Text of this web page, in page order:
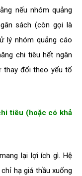
nếu nhóm quảng
sách (còn gọi là
lý nhóm quảng cáo
chi tiêu hết ngân
thay đổi theo yếu tố
tiêu (hoặc có khả
lại lợi ích gì. Hệ
hạ giá thầu xuống